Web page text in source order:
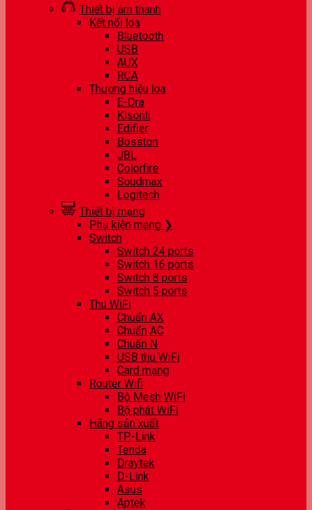
Thiết bị âm thanh
Kết nối loa
Bluetooth
USB
AUX
RCA
Thương hiệu loa
E-Dra
Kisonli
Edifier
Bosston
JBL
Colorfire
Soudmax
Logitech
Thiết bị mạng
Phụ kiện mạng ❯
Switch
Switch 24 ports
Switch 16 ports
Switch 8 ports
Switch 5 ports
Thu WiFi
Chuẩn AX
Chuẩn AC
Chuẩn N
USB thu WiFi
Card mạng
Router Wifi
Bộ Mesh WiFi
Bộ phát WiFi
Hãng sản xuất
TP-Link
Tenda
Draytek
D-Link
Asus
Aptek